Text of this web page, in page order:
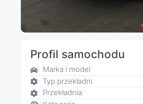
Profil samochodu
Marka i model
Typ przekładni
Przekładnia